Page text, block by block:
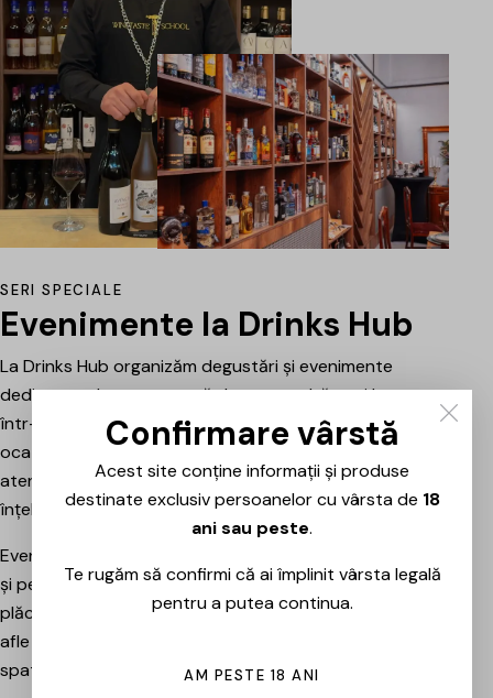
SERI SPECIALE
Evenimente la Drinks Hub
La Drinks Hub organizăm degustări și evenimente
dedicate celor care vor să descopere băuturi bune
într-o atmosferă relaxată. Fiecare întâlnire este o
ocazie de a explora vinuri, spumante sau alte băuturi
atent alese, prezentate și explicate pe scurt pentru a
înțelege mai bine stilul, originea și caracterul fiecăruia.
Evenimentele sunt potrivite atât pentru pasionați, cât
și pentru cei care vor pur și simplu să petreacă o seară
plăcută între prieteni, să descopere băuturi noi și să
afle mai multe despre cramele sau producătorii din
spatele lor.
Confirmare vârstă
Acest site conține informații și produse
destinate exclusiv persoanelor cu vârsta de 18
ani sau peste.
Te rugăm să confirmi că ai împlinit vârsta legală
pentru a putea continua.
AM PESTE 18 ANI